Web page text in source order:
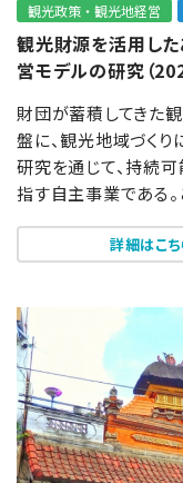
観光政策・観光地経営
観光財源を活用し
営モデルの研究（
財団が蓄積してきた
盤に、観光地域づく
研究を通じて、持続
指す自主事業である
詳細はこち